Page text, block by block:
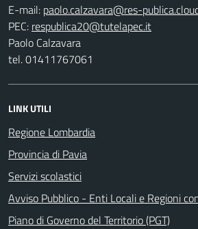
E-mail:
PEC:
Paolo Calzavara
tel. 01411767061
LINK UTILI
Regione Lombardia
Provincia di Pavia
Servizi scolastici
Avviso Pubblico - Enti Locali e Regioni
Piano di Governo del Territorio (PGT)